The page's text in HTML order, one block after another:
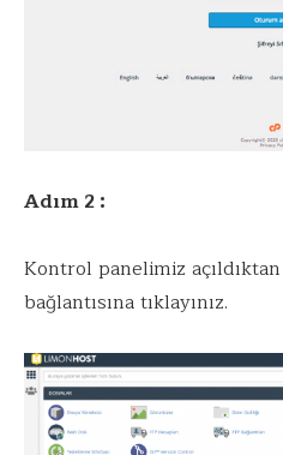
Adım 2 :
Kontrol panelimiz
bağlantısına tıklayınız.